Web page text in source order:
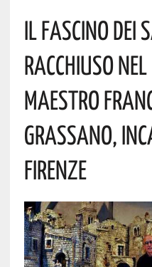
IL FASCINO DEI
RACCHIUSO NEL
MAESTRO
GRASSANO,
FIRENZE